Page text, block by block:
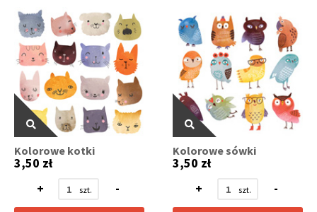
Kolorowe kotki
3,50 zł
+
-
Kolorowe sówki
3,50 zł
+
-